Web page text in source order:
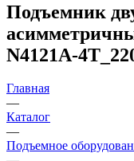
Подъемник
N4121A-
Главная
—
Каталог
—
Подъемное